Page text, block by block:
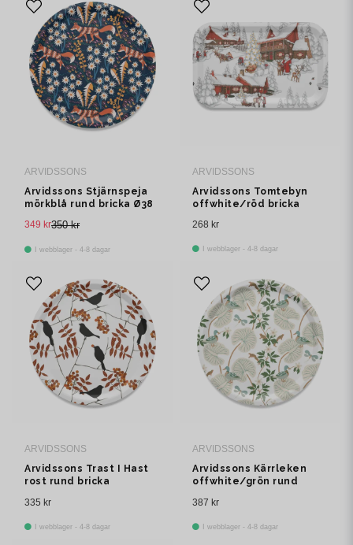
ARVIDSSONS
Arvidssons Stjärnspeja
mörkblå rund bricka Ø38
350 kr
349 kr
I webblager - 4-8 dagar
ARVIDSSONS
Arvidssons Tomtebyn
offwhite/röd bricka
268 kr
I webblager - 4-8 dagar
ARVIDSSONS
Arvidssons Trast I Hast
rost rund bricka
335 kr
I webblager - 4-8 dagar
ARVIDSSONS
Arvidssons Kärrleken
offwhite/grön rund
387 kr
I webblager - 4-8 dagar